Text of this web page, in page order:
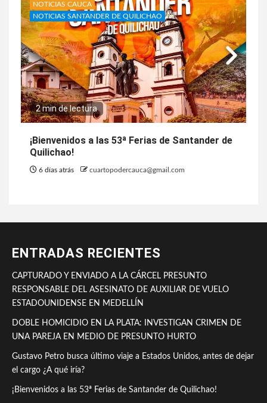
NOTICIAS CAUCA
NOTICIAS SANTANDER DE QUILICHAO
2 min de lectura
¡Bienvenidos a las 53ª Ferias de Santander de
Quilichao!
6 días atrás cuartopodercauca@gmail.com
ENTRADAS RECIENTES
CAPTURADO Y ENVIADO A LA CÁRCEL PRESUNTO
RESPONSABLE DEL ASESINATO DE AUXILIAR DE VUELO
ESTADOUNIDENSE EN MEDELLÍN
DOBLE HOMICIDIO EN LA PLATA: INVESTIGAN CRIMEN DE
UNA PAREJA EN MEDIO DE PRESUNTO HURTO
Gustavo Petro busca último viaje a Estados Unidos, antes de dejar
el cargo ¿A qué iría?
¡Bienvenidos a las 53ª Ferias de Santander de Quilichao!